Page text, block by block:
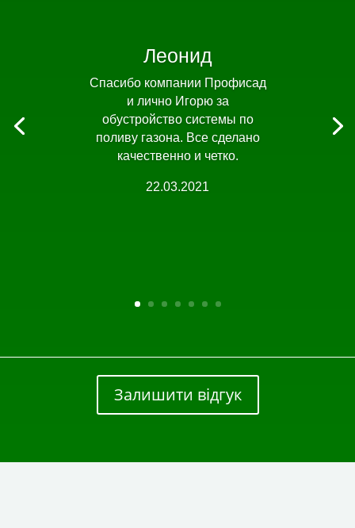
Леонид
Спасибо компании Профисад
и лично Игорю за
обустройство системы по
поливу газона. Все сделано
качественно и четко.
22.03.2021
Залишити відгук